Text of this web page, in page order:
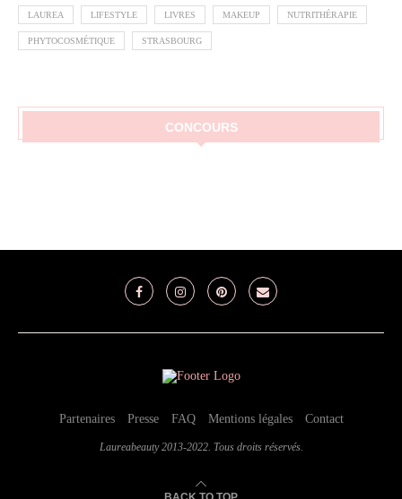
LAUREA LIFESTYLE LIVRES MAKEUP NUTRITHÉRAPIE
PHYTOCOSMÉTIQUE STRASBOURG
CONCOURS
Partenaires Presse FAQ Mentions légales Contact
Laureabeauty 2013-2022. Tous droits réservés.